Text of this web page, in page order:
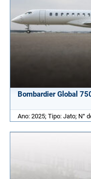
Bombardier Global
Ano: 2025; Tipo: Jato; N°